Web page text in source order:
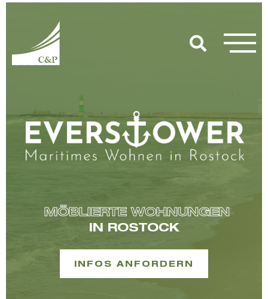
MÖBLIERTE WOHNUNGEN
IN ROSTOCK
INFOS ANFORDERN